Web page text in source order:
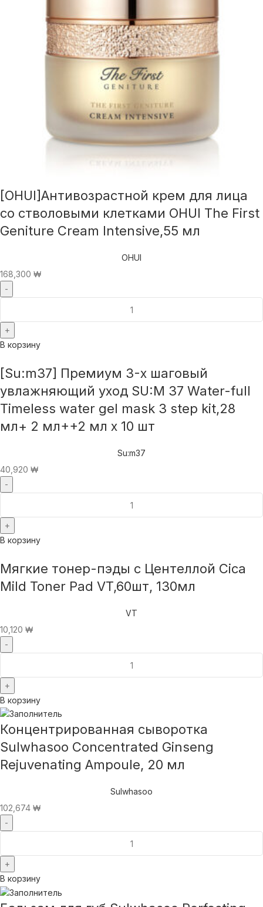
[OHUI]Антивозрастной крем для лица
со стволовыми клетками OHUI The First
Geniture Cream Intensive,55 мл
OHUI
168,300 ₩
В корзину
[Su:m37] Премиум 3-х шаговый
увлажняющий уход SU:M 37 Water-full
Timeless water gel mask 3 step kit,28
мл+ 2 мл++2 мл x 10 шт
Su:m37
40,920 ₩
В корзину
Мягкие тонер-пэды с Центеллой Cica
Mild Toner Pad VT,60шт, 130мл
VT
10,120 ₩
В корзину
Концентрированная сыворотка
Sulwhasoo Concentrated Ginseng
Rejuvenating Ampoule, 20 мл
Sulwhasoo
102,674 ₩
В корзину